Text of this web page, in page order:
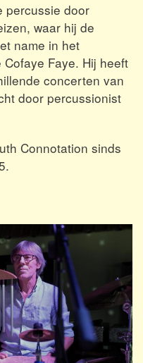
percussie door
waar hij de
name in het
Faye. Hij heeft
concerten van
door percussionist
Connotation sinds